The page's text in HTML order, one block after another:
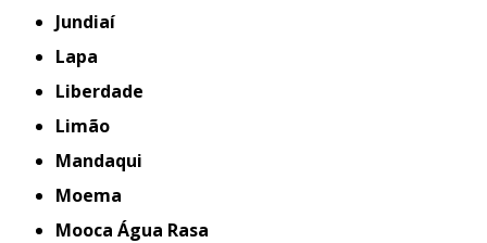
Jundiaí
Lapa
Liberdade
Limão
Mandaqui
Moema
Mooca Água Rasa